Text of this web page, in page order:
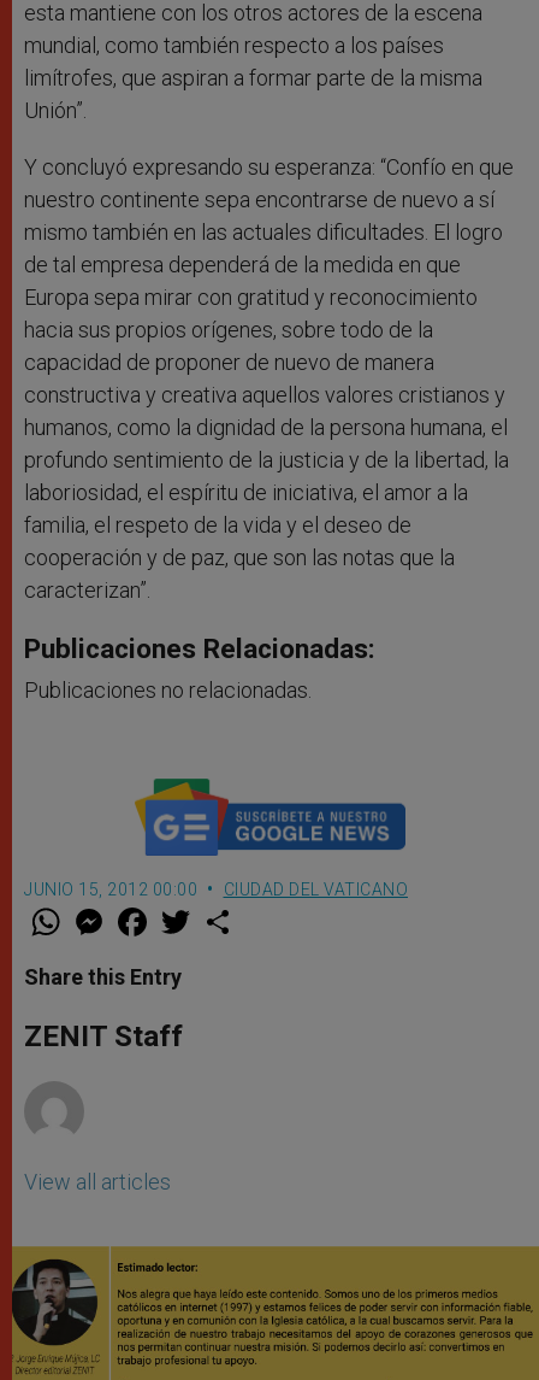
esta mantiene con los otros actores de la escena
mundial, como también respecto a los países
limítrofes, que aspiran a formar parte de la misma
Unión”.
Y concluyó expresando su esperanza: “Confío en que
nuestro continente sepa encontrarse de nuevo a sí
mismo también en las actuales dificultades. El logro
de tal empresa dependerá de la medida en que
Europa sepa mirar con gratitud y reconocimiento
hacia sus propios orígenes, sobre todo de la
capacidad de proponer de nuevo de manera
constructiva y creativa aquellos valores cristianos y
humanos, como la dignidad de la persona humana, el
profundo sentimiento de la justicia y de la libertad, la
laboriosidad, el espíritu de iniciativa, el amor a la
familia, el respeto de la vida y el deseo de
cooperación y de paz, que son las notas que la
caracterizan”.
Publicaciones Relacionadas:
Publicaciones no relacionadas.
JUNIO 15, 2012 00:00 CIUDAD DEL VATICANO
W
t
s
p
p
M
e
s
e
g
e
F
a
e
b
o
k
w
Share this Entry
ZENIT Staff
View all articles